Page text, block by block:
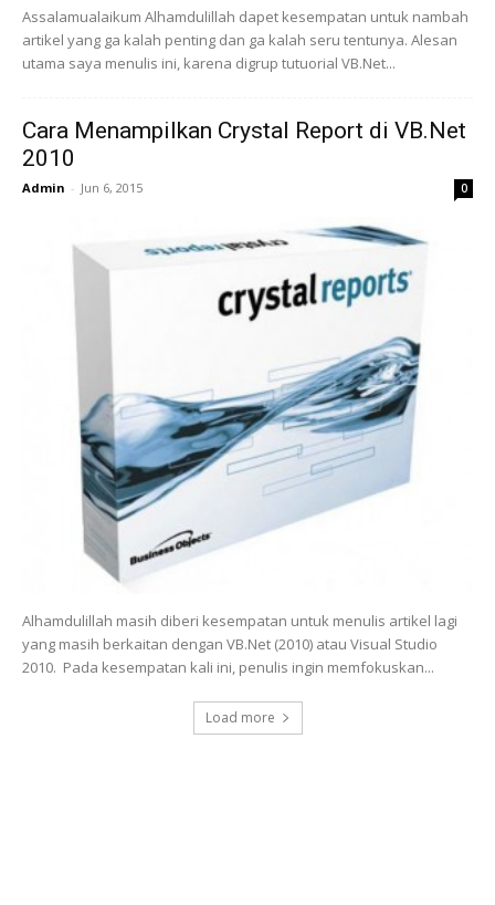
Assalamualaikum Alhamdulillah dapet kesempatan untuk nambah
artikel yang ga kalah penting dan ga kalah seru tentunya. Alesan
utama saya menulis ini, karena digrup tutuorial VB.Net...
Cara Menampilkan Crystal Report di VB.Net
2010
Admin - Jun 6, 2015 0
Alhamdulillah masih diberi kesempatan untuk menulis artikel lagi
yang masih berkaitan dengan VB.Net (2010) atau Visual Studio
2010. Pada kesempatan kali ini, penulis ingin memfokuskan...
Load more